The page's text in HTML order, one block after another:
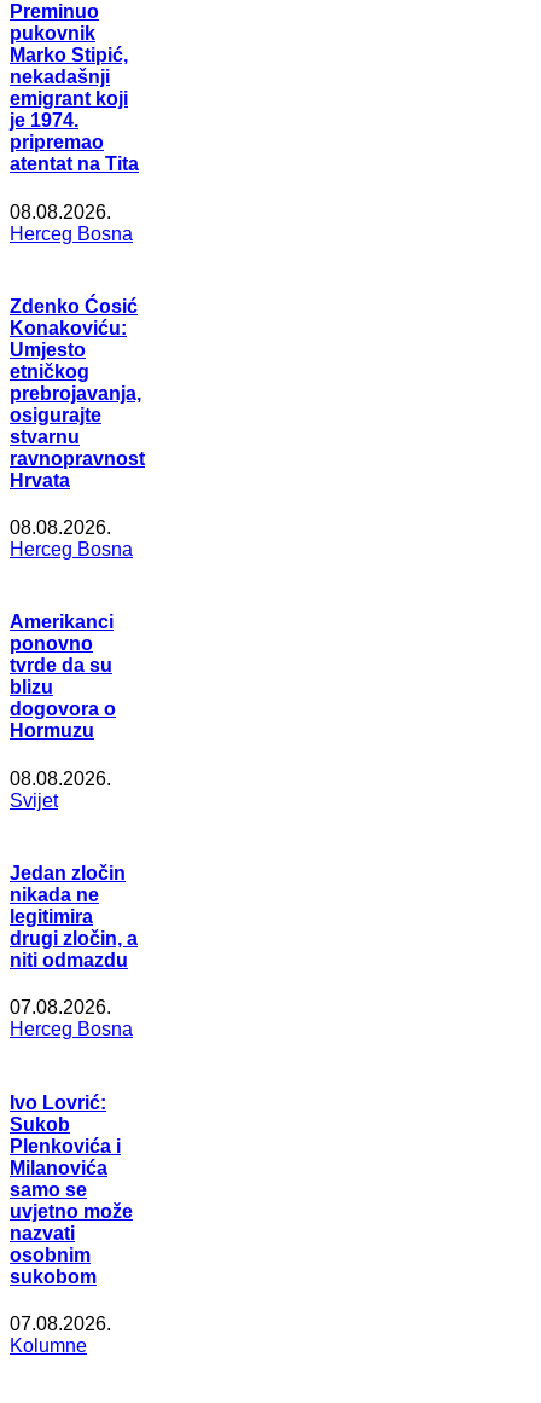
Preminuo
pukovnik
Marko Stipić,
nekadašnji
emigrant koji
je 1974.
pripremao
atentat na Tita
08.08.2026.
Herceg Bosna
Zdenko Ćosić
Konakoviću:
Umjesto
etničkog
prebrojavanja,
osigurajte
stvarnu
ravnopravnost
Hrvata
08.08.2026.
Herceg Bosna
Amerikanci
ponovno
tvrde da su
blizu
dogovora o
Hormuzu
08.08.2026.
Svijet
Jedan zločin
nikada ne
legitimira
drugi zločin, a
niti odmazdu
07.08.2026.
Herceg Bosna
Ivo Lovrić:
Sukob
Plenkovića i
Milanovića
samo se
uvjetno može
nazvati
osobnim
sukobom
07.08.2026.
Kolumne